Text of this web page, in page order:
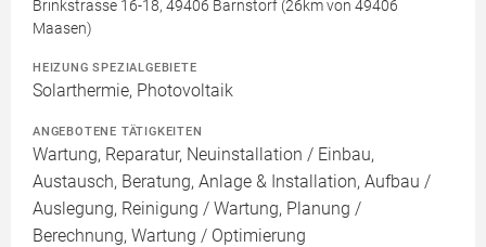
Brinkstrasse 16-18, 49406 Barnstorf (26km von 49406
Maasen)
HEIZUNG SPEZIALGEBIETE
Solarthermie, Photovoltaik
ANGEBOTENE TÄTIGKEITEN
Wartung, Reparatur, Neuinstallation / Einbau,
Austausch, Beratung, Anlage & Installation, Aufbau /
Auslegung, Reinigung / Wartung, Planung /
Berechnung, Wartung / Optimierung